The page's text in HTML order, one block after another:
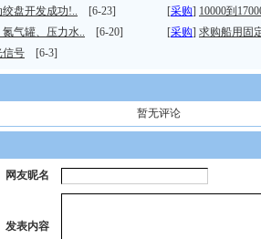
盘开发成功!.. [6-23]
气罐、压力水.. [6-20]
信号 [6-3]
[采购] 10000到
[采购] 求购船用固
暂无评论
网友昵名
发表内容